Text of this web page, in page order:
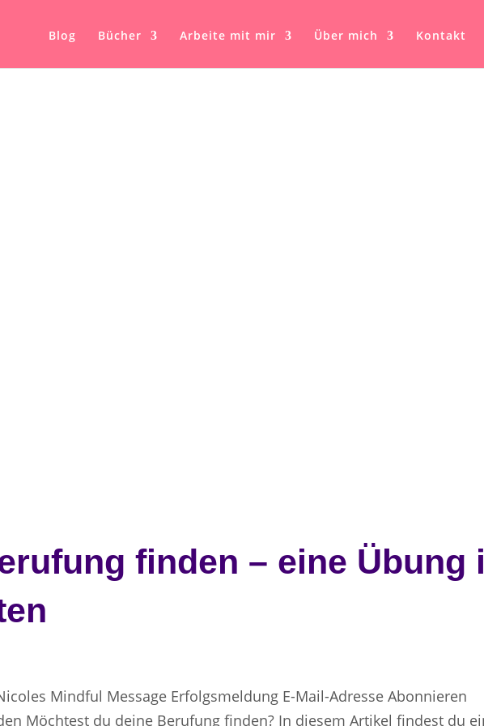
Blog Bücher Arbeite mit mir Über mich Kontakt
finden – eine Übung
Mindful Message Erfolgsmeldung E-Mail-Adresse Abonnieren
Möchtest du deine Berufung finden? In diesem Artikel findest du